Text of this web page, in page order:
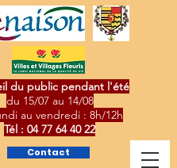
Contact
du public pendant l'été
du 15/07 au 14/08
au vendredi : 8h/12h
Tél : 04 77 64 40 22